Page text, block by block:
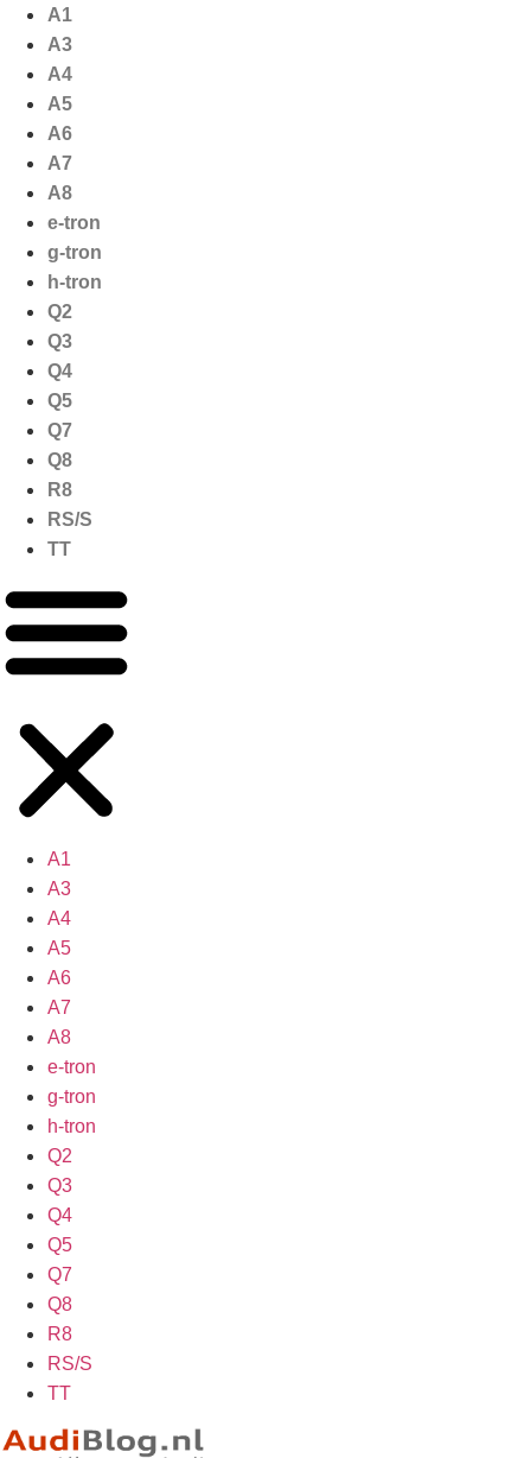
naar
inhoud
A1
A3
A4
A5
A6
A7
A8
e-tron
g-tron
h-tron
Q2
Q3
Q4
Q5
Q7
Q8
R8
RS/S
TT
A1
A3
A4
A5
A6
A7
A8
e-tron
g-tron
h-tron
Q2
Q3
Q4
Q5
Q7
Q8
R8
RS/S
TT